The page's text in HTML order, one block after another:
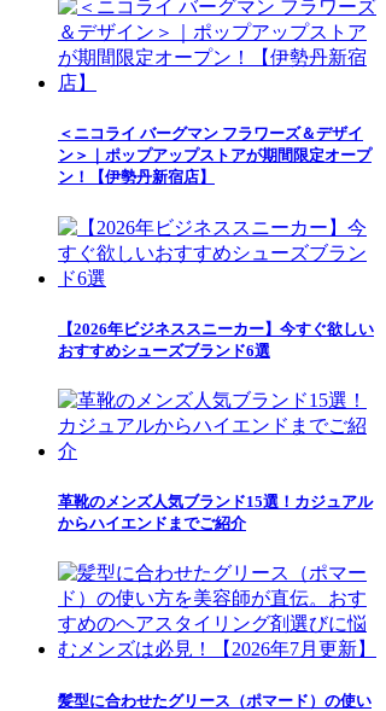
＜ニコライ バーグマン フラワーズ＆デザイ
ン＞｜ポップアップストアが期間限定オープ
ン！【伊勢丹新宿店】
【2026年ビジネススニーカー】今すぐ欲しい
おすすめシューズブランド6選
革靴のメンズ人気ブランド15選！カジュアル
からハイエンドまでご紹介
髪型に合わせたグリース（ポマード）の使い